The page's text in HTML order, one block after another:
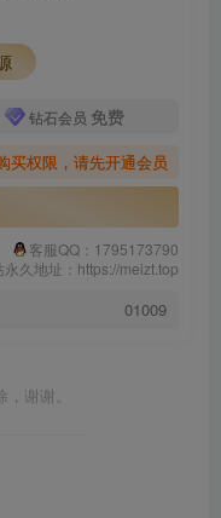
钻石会员 免费
买权限，请先开通会员
客服QQ：1795173790
永久地址：https://meizt.top
01009
谢谢。